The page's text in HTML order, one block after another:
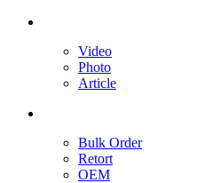
Video
Photo
Article
Bulk Order
Retort
OEM